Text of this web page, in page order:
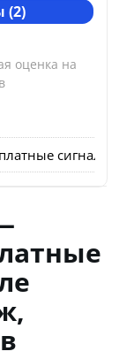
(2)
оценка на
сигналы